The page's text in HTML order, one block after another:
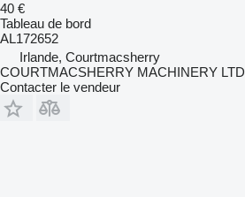
40 €
Tableau de bord
AL172652
Irlande, Courtmacsherry
COURTMACSHERRY MACHINERY LTD
Contacter le vendeur